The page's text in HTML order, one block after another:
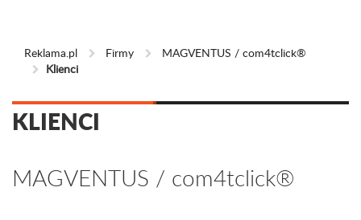
Reklama.pl Firmy
MAGVENTUS / com4tclick®
Klienci
KLIENCI
MAGVENTUS / com4tclick®